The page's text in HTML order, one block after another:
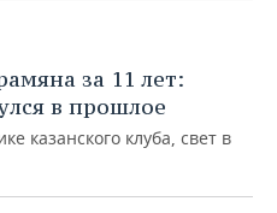
за 11 лет:
в прошлое
казанского клуба, свет в